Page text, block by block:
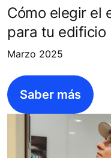
Cómo elegir el
para tu edificio
Marzo 2025
Saber más